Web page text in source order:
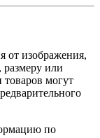
от изображения,
размеру или
могут
по